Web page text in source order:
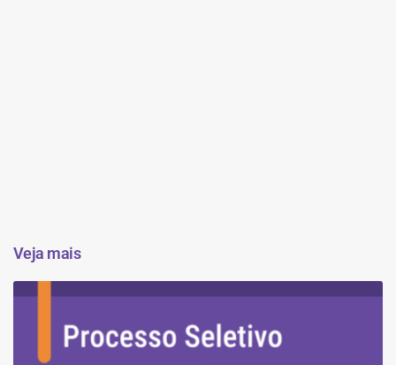
Veja mais